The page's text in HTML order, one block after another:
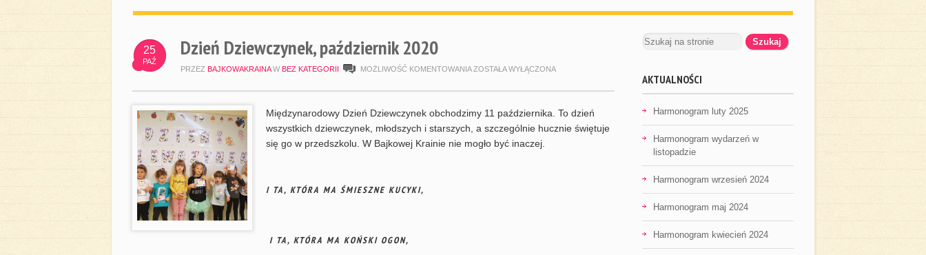
25
PAŹ
Dzień Dziewczynek, październik 2020
PRZEZ BAJKOWAKRAINA W BEZ KATEGORII MOŻLIWOŚĆ KOMENTOWANIA DZIEŃ
2020
ZOSTAŁA WYŁĄCZONA
Międzynarodowy Dzień Dziewczynek obchodzimy 11 października. To dzień
wszystkich dziewczynek, młodszych i starszych, a szczególnie hucznie świętuje
się go w przedszkolu. W Bajkowej Krainie nie mogło być inaczej.
I TA, KTÓRA MA ŚMIESZNE KUCYKI,
I TA, KTÓRA MA KOŃSKI OGON,
AKTUALNOŚCI
Harmonogram luty 2025
Harmonogram wydarzeń w
listopadzie
Harmonogram wrzesień 2024
Harmonogram maj 2024
Harmonogram kwiecień 2024